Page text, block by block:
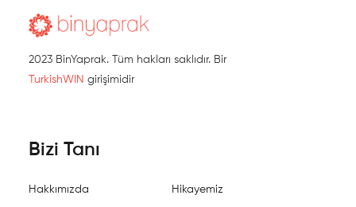
2023 BinYaprak. Tüm hakları saklıdır. Bir
TurkishWIN girişimidir
Bizi Tanı
Hakkımızda Hikayemiz